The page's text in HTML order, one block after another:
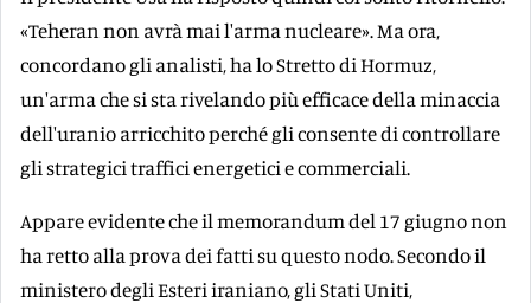
«Teheran non avrà mai l'arma nucleare». Ma ora,
concordano gli analisti, ha lo Stretto di Hormuz,
un'arma che si sta rivelando più efficace della minaccia
dell'uranio arricchito perché gli consente di controllare
gli strategici traffici energetici e commerciali.
Appare evidente che il memorandum del 17 giugno non
ha retto alla prova dei fatti su questo nodo. Secondo il
ministero degli Esteri iraniano, gli Stati Uniti,